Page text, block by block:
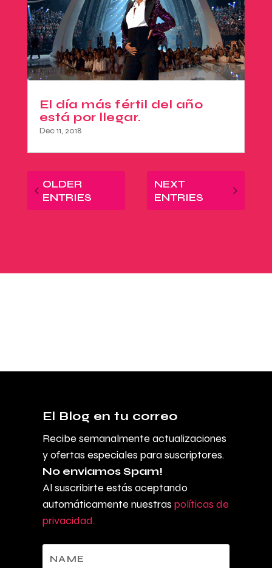
El día más fértil del año
está por llegar.
Dec 11, 2018
OLDER
ENTRIES
NEXT
ENTRIES
El Blog en tu correo
Recibe semanalmente actualizaciones
y ofertas especiales para suscriptores.
No enviamos Spam!
Al suscribirte estás aceptando
automáticamente nuestras políticas de
privacidad.